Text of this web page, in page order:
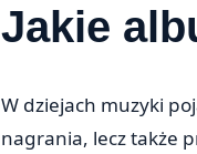
Jakie
W dziejach muzyki
nagrania, lecz także